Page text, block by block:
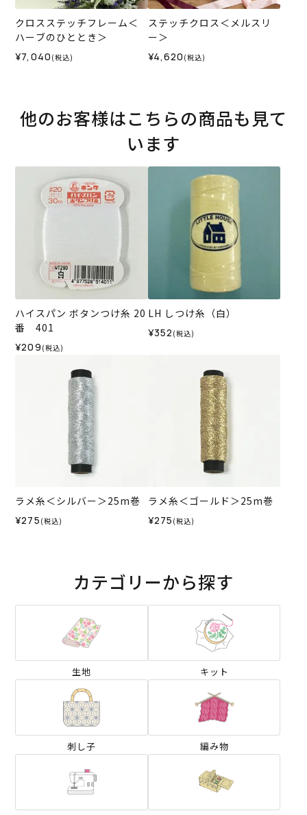
クロスステッチフレーム＜
ハーブのひととき＞
¥7,040 (税込)
ステッチクロス＜メルスリ
ー＞
¥4,620 (税込)
他のお客様はこちらの商品も見て
います
ハイスパン ボタンつけ糸 20
番 401
¥209 (税込)
LH しつけ糸（白）
¥352 (税込)
ラメ糸＜シルバー＞25m巻
¥275 (税込)
ラメ糸＜ゴールド＞25m巻
¥275 (税込)
カテゴリーから探す
生地 キット
刺し子 編み物